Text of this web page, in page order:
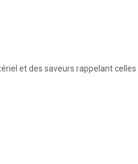
et des saveurs rappelant